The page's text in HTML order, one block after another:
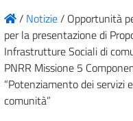
/ Notizie/ Opportunità
per la presentazione di
Infrastrutture Sociali di
PNRR Missione 5
“Potenziamento dei servizi
comunità”